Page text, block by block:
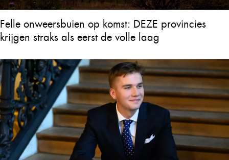
Felle onweersbuien op komst: DEZE provincies
krijgen straks als eerst de volle laag